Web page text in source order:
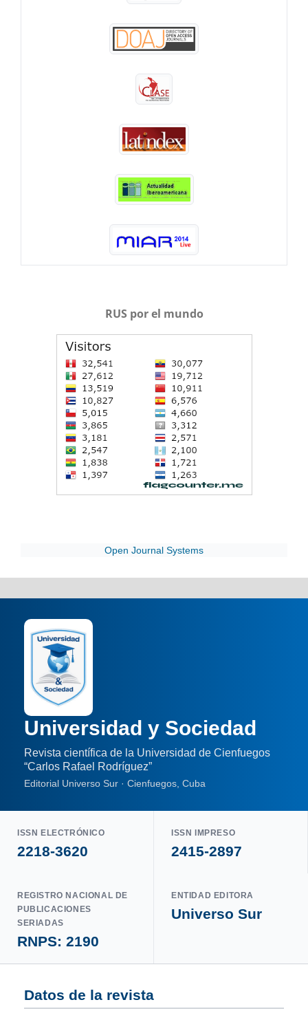
RUS por el mundo
Open Journal Systems
Universidad y Sociedad
Revista científica de la Universidad de Cienfuegos
“Carlos Rafael Rodríguez”
Editorial Universo Sur · Cienfuegos, Cuba
ISSN ELECTRÓNICO
2218-3620
ISSN IMPRESO
2415-2897
REGISTRO NACIONAL DE
PUBLICACIONES
SERIADAS
RNPS: 2190
ENTIDAD EDITORA
Universo Sur
Datos de la revista